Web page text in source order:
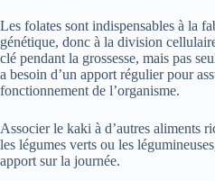
Les folates sont indispensables à la
génétique, donc à la division
clé pendant la grossesse, mais pas
a besoin d’un apport régulier pour
fonctionnement de l’organisme.
Associer le kaki à d’autres aliments
les légumes verts ou les
apport sur la journée.